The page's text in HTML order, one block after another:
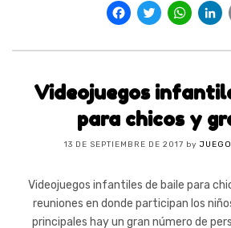
Videojuegos
para chicos y
13 DE SEPTIEMBRE DE 2017 by
Videojuegos infantiles de baile para
reuniones en donde participan los
principales hay un gran número de